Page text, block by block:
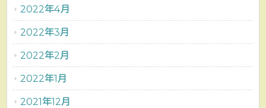
2022年4月
2022年3月
2022年2月
2022年1月
2021年12月